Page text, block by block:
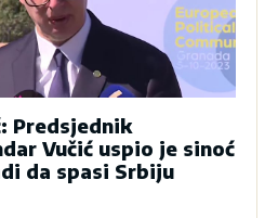
Predsjednik
Vučić uspio je sinoć
da spasi Srbiju